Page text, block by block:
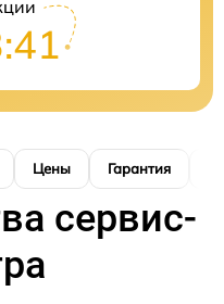
Цены Гарантия
сервис-